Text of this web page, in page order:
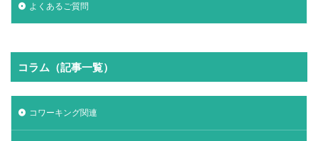
よくあるご質問
コラム（記事一覧）
コワーキング関連